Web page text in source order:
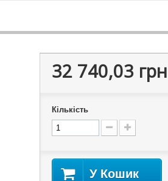
32 740,03 грн
Кількість
У Кошик